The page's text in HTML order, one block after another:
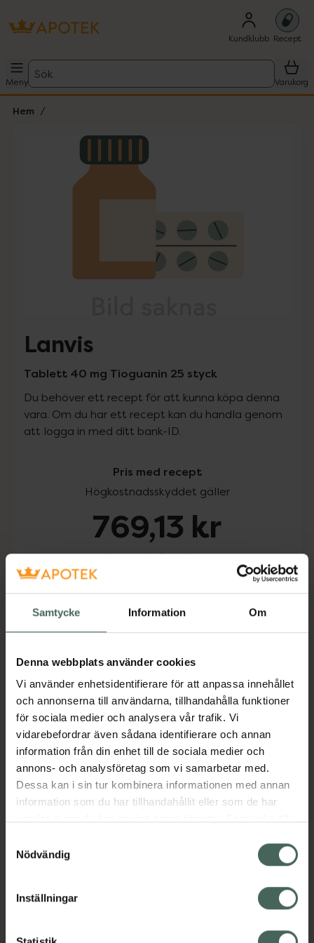
Samtycke Information Om
Denna webbplats använder cookies
Vi använder enhetsidentifierare för att anpassa innehållet
och annonserna till användarna, tillhandahålla funktioner
för sociala medier och analysera vår trafik. Vi
vidarebefordrar även sådana identifierare och annan
information från din enhet till de sociala medier och
annons- och analysföretag som vi samarbetar med.
Dessa kan i sin tur kombinera informationen med annan
information som du har tillhandahållit eller som de har
återkalla ditt samtycke via webbplatsens
cookieinställningar. Ett återkallat samtycke påverkar inte
lagligheten av behandling som skett innan återkallelsen.
Nödvändig
Inställningar
Kundklubb Recept
Meny
Sök
Varukorg
Hem
Lista: . Innehåller 1 objekt.
Lanvis
Tablett 40 mg Tioguanin 25 styck
Du behöver ett recept för att kunna köpa denna
vara. Om du har ett recept kan du handla genom
att logga in med ditt bank-ID.
Pris med recept
Högkostnadsskyddet gäller
769,13 kr
I apotek:769,13 kr
Köp via ditt recept
Beskrivning Dölj
Läs alltid bipacksedeln innan
användning.
EAN:
05060598255041